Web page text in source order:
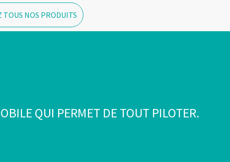
TOUS NOS PRODUITS
QUI PERMET DE TOUT PILOTER.